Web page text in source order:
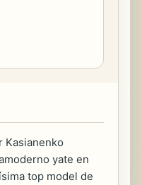
Kasianenko
yate en
top model de